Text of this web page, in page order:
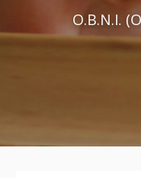
O.B.N.I.